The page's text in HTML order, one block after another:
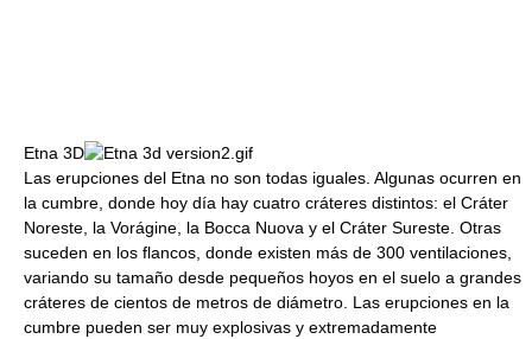
Etna 3D
Las erupciones del Etna no son todas iguales. Algunas ocurren en
la cumbre, donde hoy día hay cuatro cráteres distintos: el Cráter
Noreste, la Vorágine, la Bocca Nuova y el Cráter Sureste. Otras
suceden en los flancos, donde existen más de 300 ventilaciones,
variando su tamaño desde pequeños hoyos en el suelo a grandes
cráteres de cientos de metros de diámetro. Las erupciones en la
cumbre pueden ser muy explosivas y extremadamente